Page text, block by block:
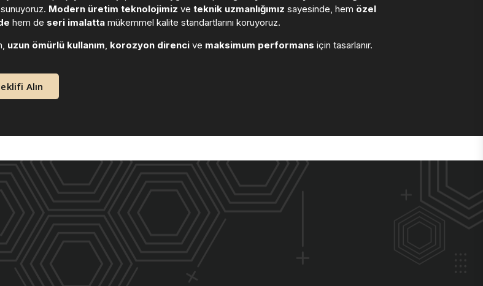
sunuyoruz. Modern üretim teknolojimiz ve teknik uzmanlığımız sayesinde, hem özel
hem de seri imalatta mükemmel kalite standartlarını koruyoruz.
uzun ömürlü kullanım, korozyon direnci ve maksimum performans için tasarlanır.
Alın